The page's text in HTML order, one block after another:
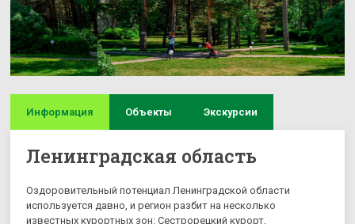
Информация Объекты Экскурсии
Ленинградская область
Оздоровительный потенциал Ленинградской области
используется давно, и регион разбит на несколько
известных курортных зон: Сестрорецкий курорт,